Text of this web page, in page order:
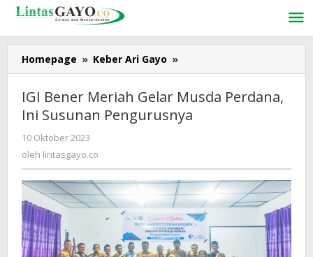
Lewati
konten
Homepage » Keber Ari Gayo »
Bener
Meriah
Gelar
Musda
IGI Bener Meriah Gelar Musda Perdana,
Ini Susunan Pengurusnya
10 Oktober 2023
lintasgayo.co
oleh lintasgayo.co